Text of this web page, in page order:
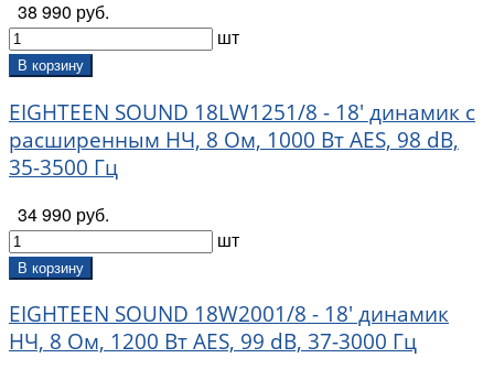
38 990 руб.
шт
В корзину
EIGHTEEN SOUND 18LW1251/8 - 18' динамик с
расширенным НЧ, 8 Ом, 1000 Вт AES, 98 dB,
35-3500 Гц
34 990 руб.
шт
В корзину
EIGHTEEN SOUND 18W2001/8 - 18' динамик
НЧ, 8 Ом, 1200 Вт AES, 99 dB, 37-3000 Гц